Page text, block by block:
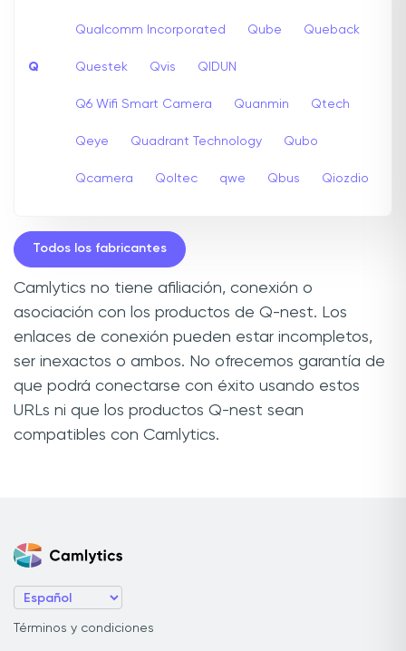
Q
Qualcomm Incorporated Qube Queback
Questek Qvis QIDUN
Q6 Wifi Smart Camera Quanmin Qtech
Qeye Quadrant Technology Qubo
Qcamera Qoltec qwe Qbus Qiozdio
Todos los fabricantes
Camlytics no tiene afiliación, conexión o
asociación con los productos de Q-nest. Los
enlaces de conexión pueden estar incompletos,
ser inexactos o ambos. No ofrecemos garantía de
que podrá conectarse con éxito usando estos
URLs ni que los productos Q-nest sean
compatibles con Camlytics.
Términos y condiciones